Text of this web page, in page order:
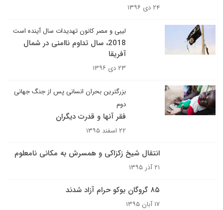
۲۴ دی ۱۳۹۶
لیبی و مصر کانون تهدیدات سال آینده است
2018، سال تداوم ناامنی در شمال
آفریقا
۲۳ دی ۱۳۹۶
بزرگترین بحران انسانی پس از جنگ جهانی
دوم
فقر آنها و قدرت دیگران
۲۲ اسفند ۱۳۹۵
انتقال شیخ زکزاکی و همسرش به مکانی نامعلوم
۲۱ آذر ۱۳۹۵
۸۵ گروگان بوکو حرام آزاد شدند
۱۷ آبان ۱۳۹۵